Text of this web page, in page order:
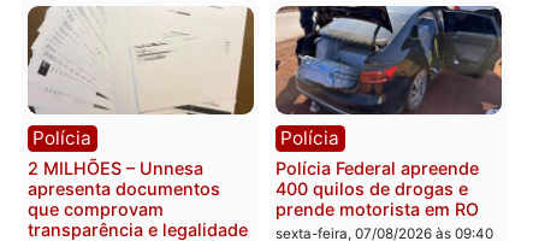
Política
Marcos Rogério apresenta
Plano de Governo com
228 projetos, metas
públicas e
acompanhamento de
resultados
Política
Eleições 2026: Pastor
Evanildo pode ser o
primeiro pastor de
Rondônia na Câmara
Federal
sexta-feira, 07/08/2026 às